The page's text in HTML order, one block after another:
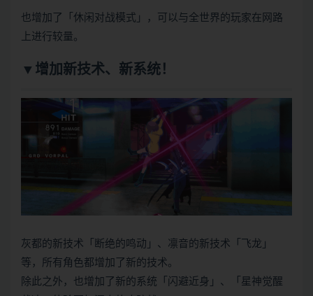
也增加了「休闲对战模式」，可以与全世界的玩家在网路
上进行较量。
▼增加新技术、新系统！
灰都的新技术「断绝的鸣动」、凛音的新技术「飞龙」
等，所有角色都增加了新的技术。
除此之外，也增加了新的系统「闪避近身」、「星神觉醒